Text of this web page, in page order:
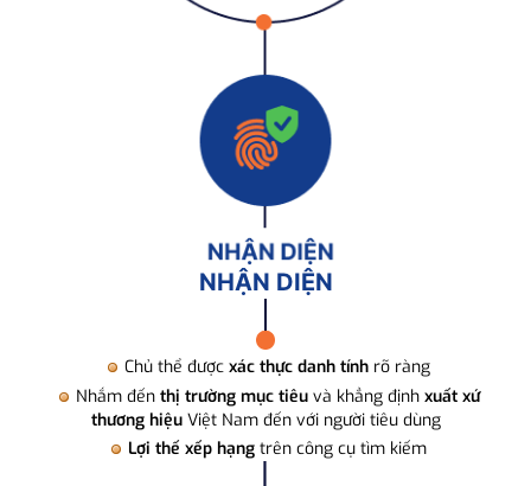
NHẬN DIỆN
Chủ thể được xác thực danh tính rõ ràng
Nhắm đến thị trường mục tiêuvà khẳng định xuất xứ
thương hiệuViệt Nam đến với người tiêu dùng
Lợi thế xếp hạng trên công cụ tìm kiếm